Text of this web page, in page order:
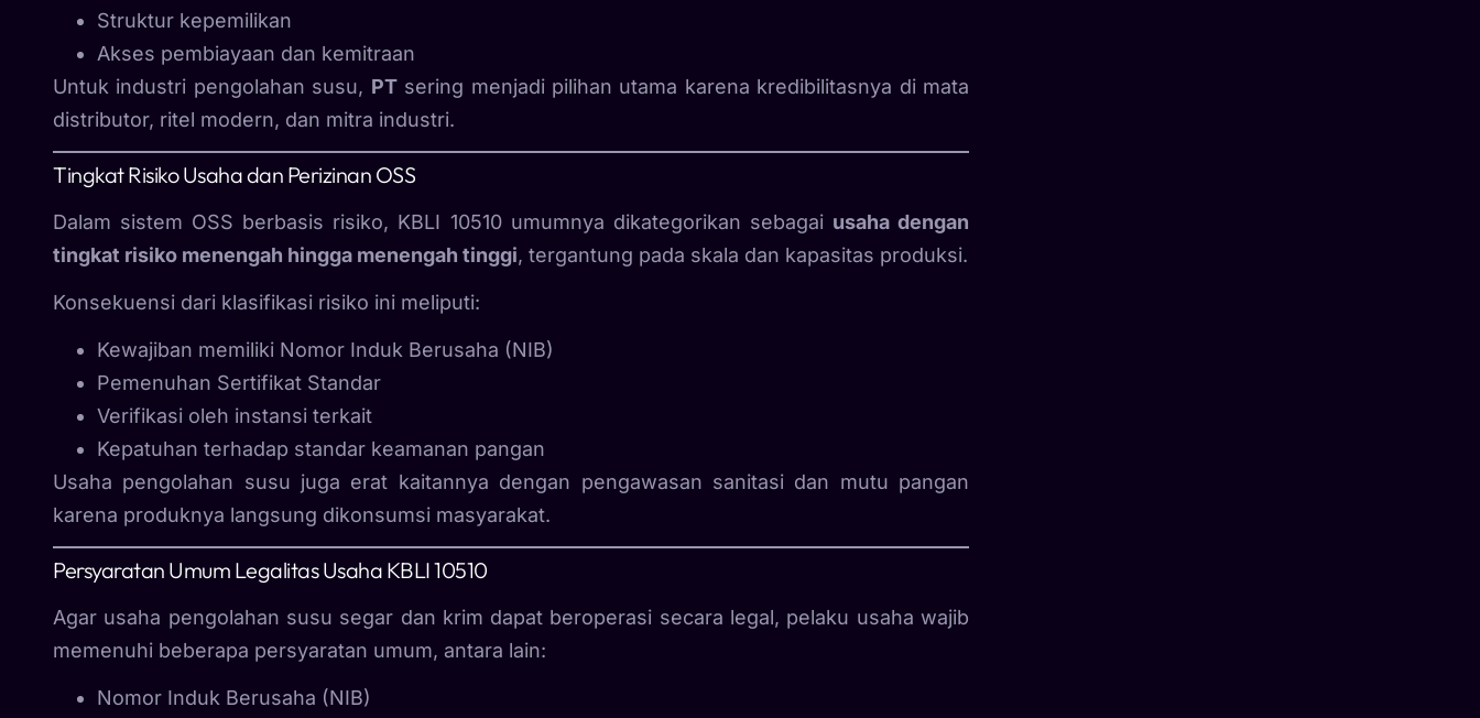
Struktur kepemilikan
Akses pembiayaan dan kemitraan
Untuk industri pengolahan susu, PTsering menjadi pilihan utama karena kredibilitasnya di mata
distributor, ritel modern, dan mitra industri.
Tingkat Risiko Usaha dan Perizinan OSS
Dalam sistem OSS berbasis risiko, KBLI 10510 umumnya dikategorikan sebagai usaha dengan
tingkat risiko menengah hingga menengah tinggi, tergantung pada skala dan kapasitas produksi.
Konsekuensi dari klasifikasi risiko ini meliputi:
Kewajiban memiliki Nomor Induk Berusaha (NIB)
Pemenuhan Sertifikat Standar
Verifikasi oleh instansi terkait
Kepatuhan terhadap standar keamanan pangan
Usaha pengolahan susu juga erat kaitannya dengan pengawasan sanitasi dan mutu pangan
karena produknya langsung dikonsumsi masyarakat.
Persyaratan Umum Legalitas Usaha KBLI 10510
Agar usaha pengolahan susu segar dan krim dapat beroperasi secara legal, pelaku usaha wajib
memenuhi beberapa persyaratan umum, antara lain:
Nomor Induk Berusaha (NIB)